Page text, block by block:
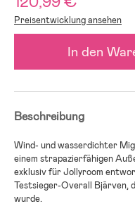
Preisentwicklung ansehen
In den
Beschreibung
Wind- und wasserdichter
einem strapazierfähigen
exklusiv für Jollyroom
Testsieger-Overall Bjärven,
wurde.